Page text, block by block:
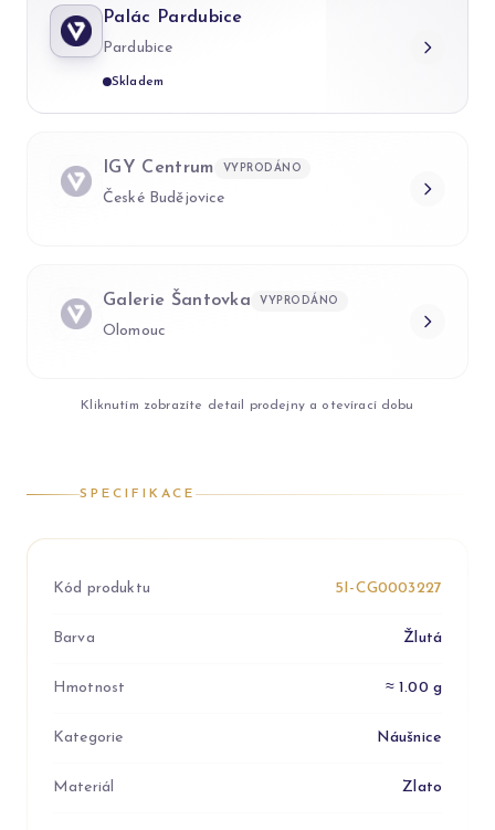
Palác Pardubice
Pardubice
Skladem
IGY Centrum VYPRODÁNO
České Budějovice
Galerie Šantovka VYPRODÁNO
Olomouc
Kliknutím zobrazíte detail prodejny a otevírací dobu
SPECIFIKACE
Kód produktu 5I-CG0003227
Barva Žlutá
Hmotnost ≈ 1.00 g
Kategorie Náušnice
Materiál Zlato